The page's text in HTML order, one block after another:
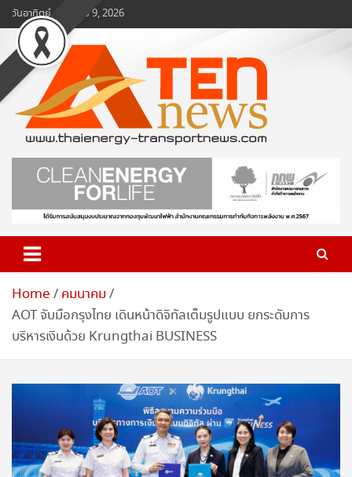
Skip
to
content
วันอาทิตย์, สิงหาคม 9, 2026
www.ten-news.com
ข่าวพลังงานและคมนาคม
Home
คมนาคม
AOT จับมือกรุงไทย เดินหน้าดิจิทัลเต็มรูปแบบ ยกระดับการ
บริหารเงินด้วย Krungthai BUSINESS